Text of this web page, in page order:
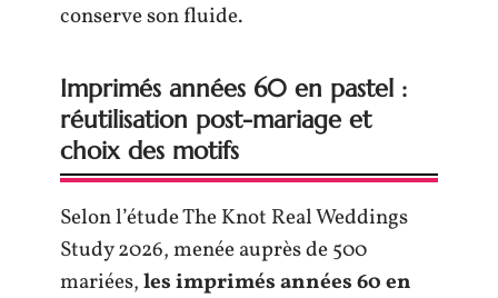
conserve son fluide.
Imprimés années 60 en pastel :
réutilisation post-mariage et
choix des motifs
Selon l’étude The Knot Real Weddings
Study 2026, menée auprès de 500
mariées,les imprimés années 60 en